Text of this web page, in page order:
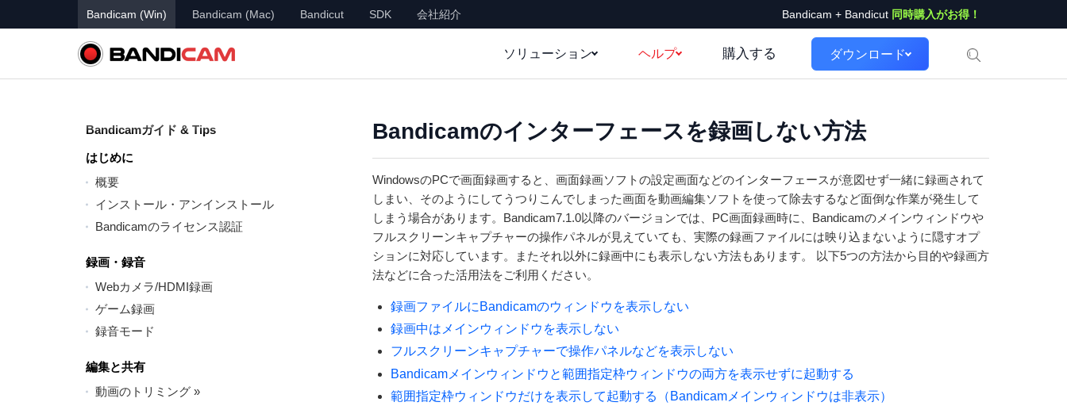
Bandicam (Win) Bandicam (Mac) Bandicut SDK 会社紹介 Bandicam + Bandicut 同時購入がお得！
ソリューション ヘルプ 購入する ダウンロード
Bandicamガイド & Tips
はじめに
概要
インストール・アンインストール
Bandicamのライセンス認証
録画・録音
Webカメラ/HDMI録画
ゲーム録画
録音モード
編集と共有
動画のトリミング »
Bandicamのインターフェースを録画しない方法
WindowsのPCで画面録画すると、画面録画ソフトの設定画面などのインターフェースが意図せず一緒に録画されて
しまい、そのようにしてうつりこんでしまった画面を動画編集ソフトを使って除去するなど面倒な作業が発生して
しまう場合があります。Bandicam7.1.0以降のバージョンでは、PC画面録画時に、Bandicamのメインウィンドウや
フルスクリーンキャプチャーの操作パネルが見えていても、実際の録画ファイルには映り込まないように隠すオプ
ションに対応しています。またそれ以外に録画中にも表示しない方法もあります。 以下5つの方法から目的や録画方
法などに合った活用法をご利用ください。
録画ファイルにBandicamのウィンドウを表示しない
録画中はメインウィンドウを表示しない
フルスクリーンキャプチャーで操作パネルなどを表示しない
Bandicamメインウィンドウと範囲指定枠ウィンドウの両方を表示せずに起動する
範囲指定枠ウィンドウだけを表示して起動する（Bandicamメインウィンドウは非表示）